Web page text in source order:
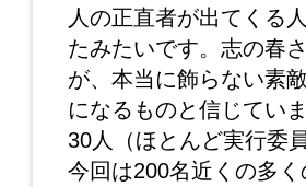
人の正直者が出てくる
たみたいです。志の春
が、本当に飾らない素
になるものと信じてい
30人（ほとんど実行委
今回は200名近くの多